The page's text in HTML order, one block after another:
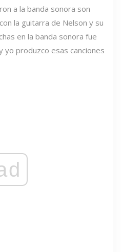
a la banda sonora son
la guitarra de Nelson y su
en la banda sonora fue
produzco esas canciones